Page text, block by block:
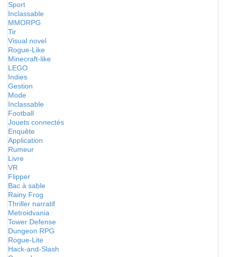
Sport
Inclassable
MMORPG
Tir
Visual novel
Rogue-Like
Minecraft-like
LEGO
Indies
Gestion
Mode
Inclassable
Football
Jouets connectés
Enquête
Application
Rumeur
Livre
VR
Flipper
Bac à sable
Rainy Frog
Thriller narratif
Metroidvania
Tower Defense
Dungeon RPG
Rogue-Lite
Hack-and-Slash